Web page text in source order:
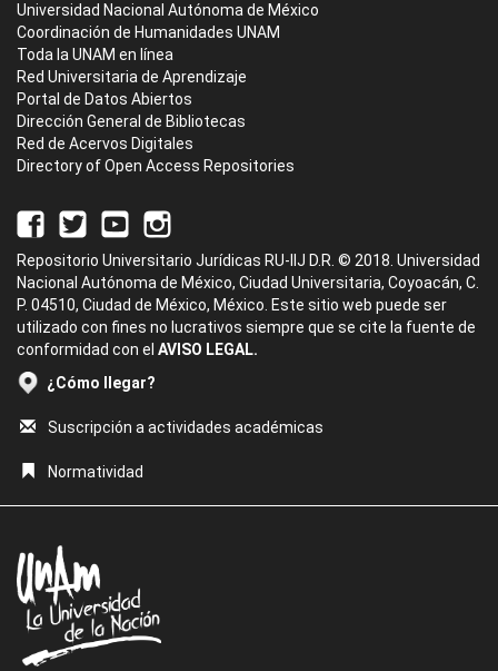
Universidad Nacional Autónoma de México
Coordinación de Humanidades UNAM
Toda la UNAM en línea
Red Universitaria de Aprendizaje
Portal de Datos Abiertos
Dirección General de Bibliotecas
Red de Acervos Digitales
Directory of Open Access Repositories
Repositorio Universitario Jurídicas RU-IIJ D.R. © 2018. Universidad
Nacional Autónoma de México, Ciudad Universitaria, Coyoacán, C.
P. 04510, Ciudad de México, México. Este sitio web puede ser
utilizado con fines no lucrativos siempre que se cite la fuente de
conformidad con el AVISO LEGAL.
¿Cómo llegar?
Suscripción a actividades académicas
Normatividad